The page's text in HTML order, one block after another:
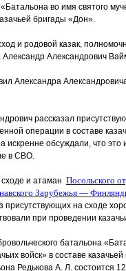
«Батальона во имя святого
бригады «Дон».
и родовой казак,
Александр Александрович
Александра
рассказал
операции в составе
искренне обсуждали, что это
в СВО.
и атаман Посольского
Зарубежья —
присутствующих на сходе
при проведении
батальона
войск» в составе
Редькова А. Л. состоится